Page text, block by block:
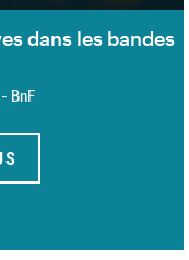
dans les bandes
BnF